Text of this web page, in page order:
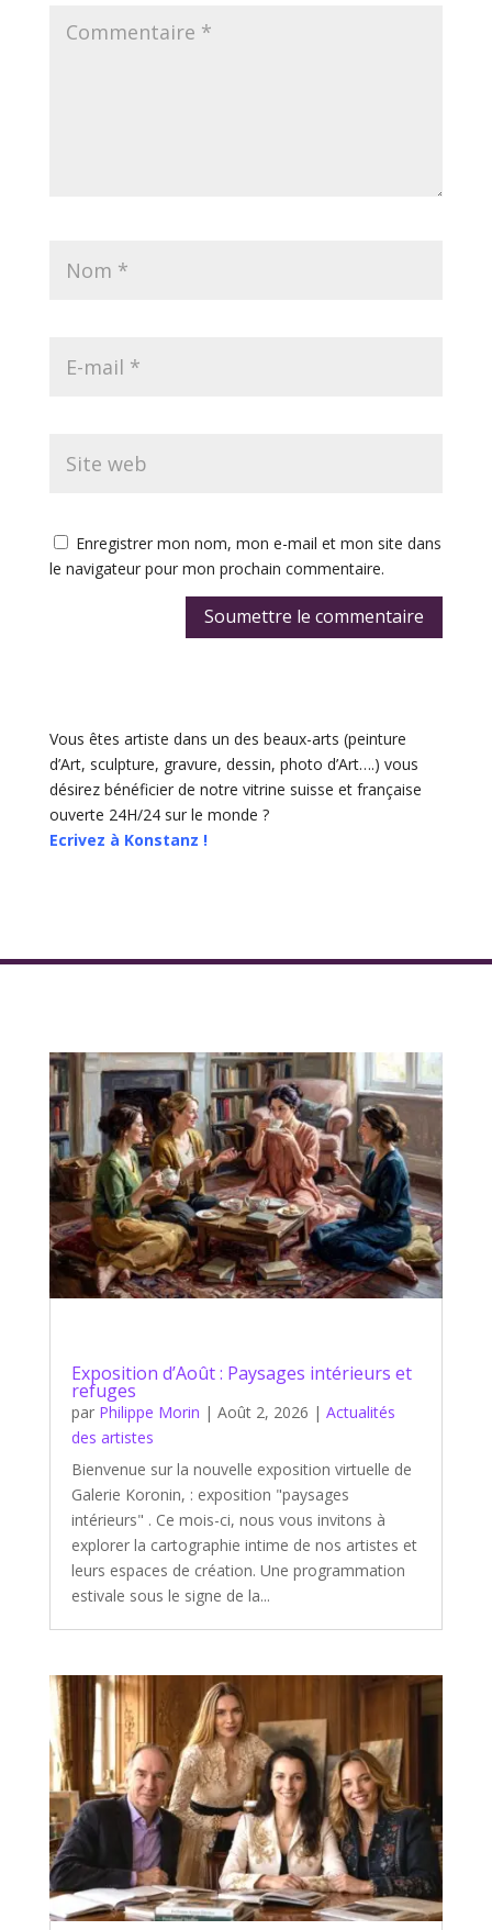
Enregistrer mon nom, mon e-mail et mon site dans
le navigateur pour mon prochain commentaire.
Soumettre le commentaire
Vous êtes artiste dans un des beaux-arts (peinture
d’Art, sculpture, gravure, dessin, photo d’Art….) vous
désirez bénéficier de notre vitrine suisse et française
ouverte 24H/24 sur le monde ?
Ecrivez à Konstanz !
Exposition d’Août : Paysages intérieurs et
refuges
par Philippe Morin | Août 2, 2026 | Actualités
des artistes
Bienvenue sur la nouvelle exposition virtuelle de
Galerie Koronin, : exposition "paysages
intérieurs" . Ce mois-ci, nous vous invitons à
explorer la cartographie intime de nos artistes et
leurs espaces de création. Une programmation
estivale sous le signe de la...